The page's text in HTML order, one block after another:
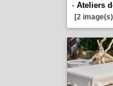
- Ateliers
[2